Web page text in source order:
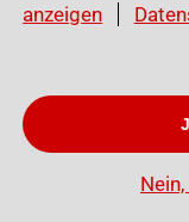
© Würth Cloud
anzeigen